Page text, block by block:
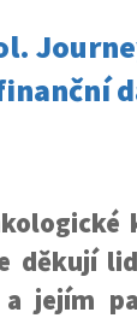
děkují
a jejím